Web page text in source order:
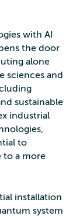
with AI
the door
alone
sciences and
sustainable
industrial
to
to a more
installation
system